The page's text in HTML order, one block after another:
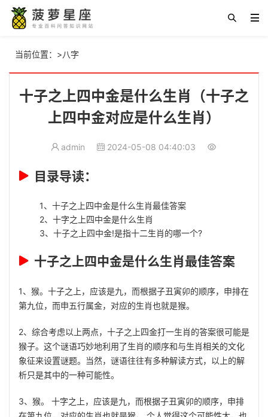
当前位置： >八字
十子之上四中金是什么生肖（十子之
上四中金对应是什么生肖）
admin 2024-05-08 04:40:03
目录导读：
1、 十子之上四中金是什么生肖最佳答案
2、 十字之上四中金是什么生肖
3、 十子之上四中金!是指十二生肖的哪一个?
十子之上四中金是什么生肖最佳答案
1、猴。十子之上，应该是九，而根据子丑寅卯的顺序，申排在
第九位，而申五行属金，对应的生肖也就是猴。
2、综合考虑以上两点，十子之上四金打一生肖的答案很可能是
猴子。这个谜语巧妙地利用了生肖的顺序和与生肖相关的文化
象征来设置谜题。当然，谜语往往有多种解读方式，以上的解
析只是其中的一种可能性。
3、猴。 十字之上，应该是九，而根据子丑寅卯的顺序，申排